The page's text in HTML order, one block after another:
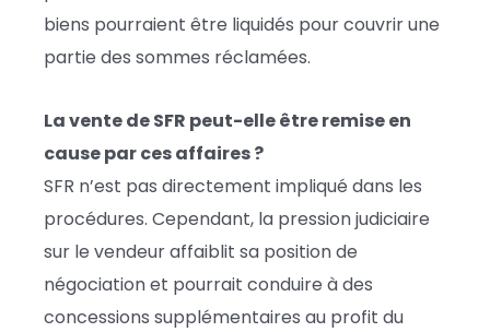
biens pourraient être liquidés pour couvrir une
partie des sommes réclamées.
La vente de SFR peut-elle être remise en
cause par ces affaires ?
SFR n’est pas directement impliqué dans les
procédures. Cependant, la pression judiciaire
sur le vendeur affaiblit sa position de
négociation et pourrait conduire à des
concessions supplémentaires au profit du